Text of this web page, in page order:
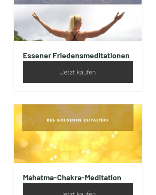
Essener Friedensmeditationen
Jetzt kaufen
Mahatma-Chakra-Meditation